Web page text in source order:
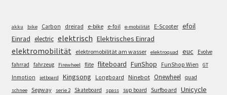
akku bike Carbon dreirad e-bike e-foil e-mobilität E-Scooter efoil
Einrad electric elektrisch Elektrisches Einrad
elektromobilität elektromobilität am wasser elektroquad euc
Evolve
fahrrad
fahrzeug Firewheel flite fliteboard FunShop FunShop Wien GT
Inmotion jetboard Kingsong Longboard Ninebot Onewheel quad
schnee Segway serie 2 Skateboard spass sup board Surfboard Unicycle